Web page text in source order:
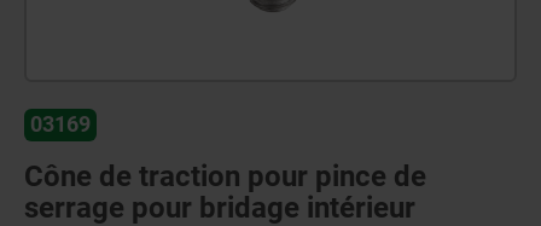
03169
Cône de traction pour pince de
serrage pour bridage intérieur